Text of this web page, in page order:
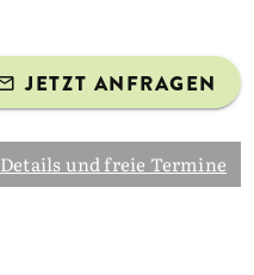
JETZT ANFRAGEN
Details und freie Termine